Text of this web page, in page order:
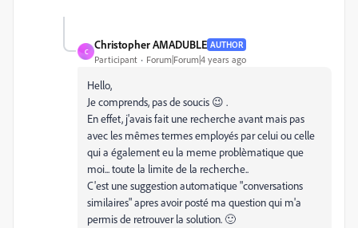
C
Christopher AMADUBLE AUTHOR
Participant Forum|Forum|4 years ago
Hello,
Je comprends, pas de soucis 😉 .
En effet, j'avais fait une recherche avant mais pas
avec les mêmes termes employés par celui ou celle
qui a également eu la meme problèmatique que
moi... toute la limite de la recherche..
C'est une suggestion automatique "conversations
similaires" apres avoir posté ma question qui m'a
permis de retrouver la solution. 🙂